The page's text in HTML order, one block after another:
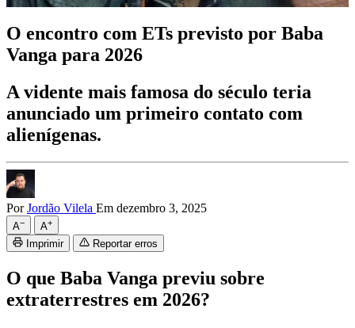
O encontro com ETs previsto por Baba
Vanga para 2026
A vidente mais famosa do século teria
anunciado um primeiro contato com
alienígenas.
PorJordão Vilela Em dezembro 3, 2025
A− A+
Imprimir Reportar erros
O que Baba Vanga previu sobre
extraterrestres em 2026?